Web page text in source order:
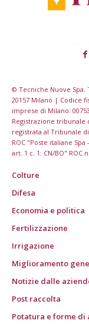
© Tecniche Nuove Spa.
20157 Milano | Codice
imprese di Milano:
Registrazione tribunale
registrata al Tribunale
ROC "Poste italiane Spa
art. 1 c. 1: CN/BO" ROC
Colture
Difesa
Economia e politica
Fertilizzazione
Irrigazione
Miglioramento
Notizie dalle
Post raccolta
Potatura e forme di